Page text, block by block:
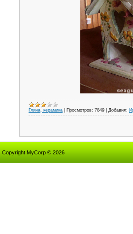
Глина, керамика Просмотров: 7849 Добавил:
Copyright MyCorp © 2026